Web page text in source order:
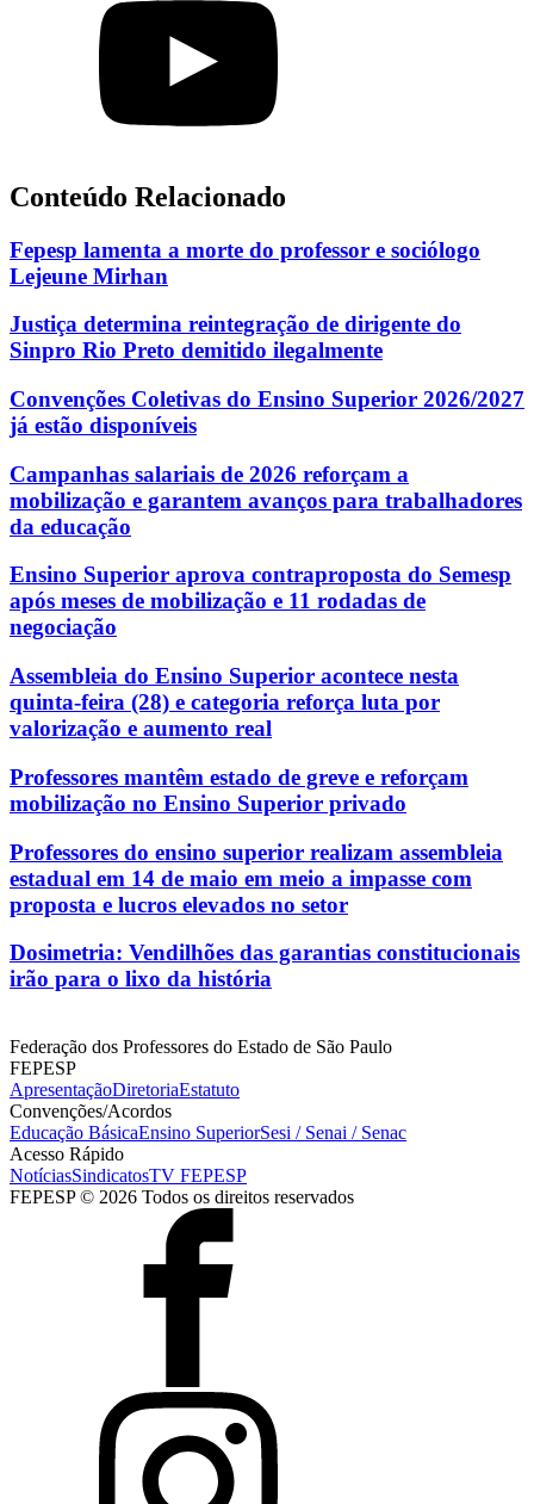
Conteúdo Relacionado
Fepesp lamenta a morte do professor e sociólogo
Lejeune Mirhan
Justiça determina reintegração de dirigente do
Sinpro Rio Preto demitido ilegalmente
Convenções Coletivas do Ensino Superior 2026/2027
já estão disponíveis
Campanhas salariais de 2026 reforçam a
mobilização e garantem avanços para trabalhadores
da educação
Ensino Superior aprova contraproposta do Semesp
após meses de mobilização e 11 rodadas de
negociação
Assembleia do Ensino Superior acontece nesta
quinta-feira (28) e categoria reforça luta por
valorização e aumento real
Professores mantêm estado de greve e reforçam
mobilização no Ensino Superior privado
Professores do ensino superior realizam assembleia
estadual em 14 de maio em meio a impasse com
proposta e lucros elevados no setor
Dosimetria: Vendilhões das garantias constitucionais
irão para o lixo da história
Federação dos Professores do Estado de São Paulo
FEPESP
ApresentaçãoDiretoriaEstatuto
Convenções/Acordos
Educação BásicaEnsino SuperiorSesi / Senai / Senac
Acesso Rápido
NotíciasSindicatosTV FEPESP
FEPESP © 2026 Todos os direitos reservados